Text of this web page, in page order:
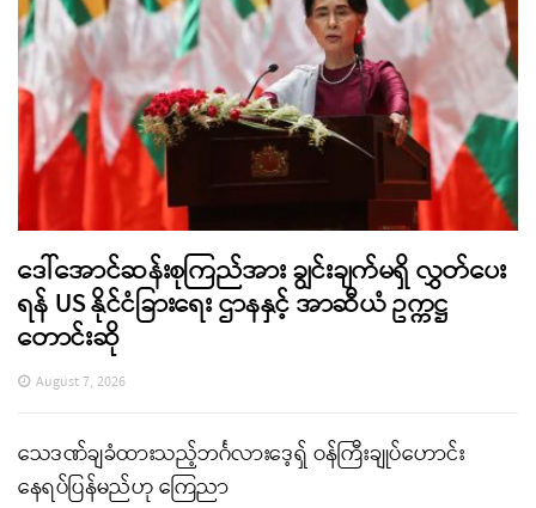
ဒေါ်အောင်ဆန်းစုကြည်အား ချွင်းချက်မရှိ လွှတ်ပေး
ရန် US နိုင်ငံခြားရေး ဌာနနှင့် အာဆီယံ ဥက္ကဋ္ဌ
တောင်းဆို
August 7, 2026
သေဒဏ်ချခံထားသည့်ဘင်္ဂလားဒေ့ရှ် ဝန်ကြီးချုပ်ဟောင်း
နေရပ်ပြန်မည်ဟု ကြေညာ